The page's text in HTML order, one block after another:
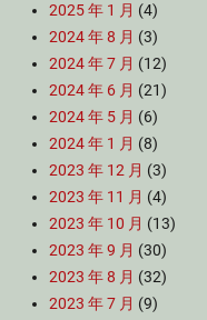
2025 年 1 月 (4)
2024 年 8 月 (3)
2024 年 7 月 (12)
2024 年 6 月 (21)
2024 年 5 月 (6)
2024 年 1 月 (8)
2023 年 12 月 (3)
2023 年 11 月 (4)
2023 年 10 月 (13)
2023 年 9 月 (30)
2023 年 8 月 (32)
2023 年 7 月 (9)